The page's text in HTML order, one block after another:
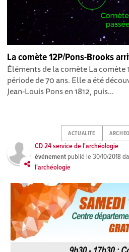
La comète 12P/Pons-Brooks
Éléments de la comète La comète
période de 70 ans. Elle a été
Jean-Louis Pons en 1812, puis...
ACTUALITE
CD 24 service de l'archéologie
événement publié le30/10/2018
l'archéologie